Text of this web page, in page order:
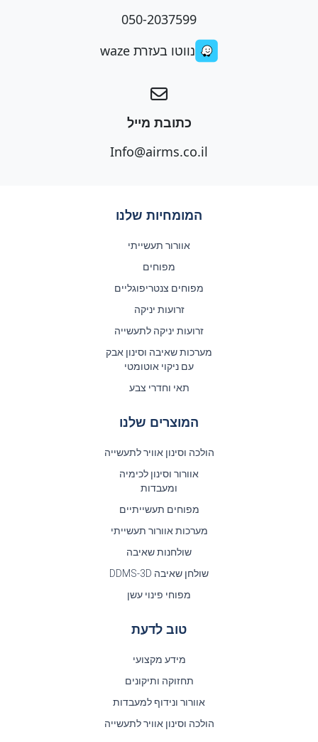
050-2037599
נווטו בעזרת waze
כתובת מייל
Info@airms.co.il
המומחיות שלנו
אוורור תעשייתי
מפוחים
מפוחים צנטריפוגליים
זרועות יניקה
זרועות יניקה לתעשייה
מערכות שאיבה וסינון אבק
עם ניקוי אוטומטי
תאי וחדרי צבע
המוצרים שלנו
הולכה וסינון אוויר לתעשייה
אוורור וסינון לכימיה
ומעבדות
מפוחים תעשייתיים
מערכות אוורור תעשייתי
שולחנות שאיבה
שולחן שאיבה DDMS-3D
מפוחי פינוי עשן
טוב לדעת
מידע מקצועי
תחזוקה ותיקונים
אוורור ונידוף למעבדות
הולכה וסינון אוויר לתעשייה